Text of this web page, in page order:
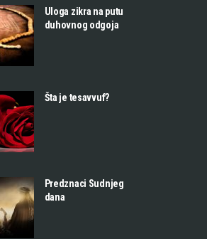
Uloga zikra na putu
duhovnog odgoja
Šta je tesavvuf?
Predznaci Sudnjeg
dana